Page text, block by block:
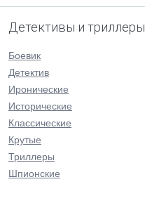
Детективы и триллеры
Боевик
Детектив
Иронические
Исторические
Классические
Крутые
Триллеры
Шпионские